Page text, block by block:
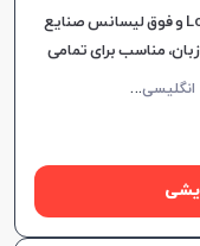
مدرک CELTA از London Oxford House College و فوق لیسانس صنایع
تدریس، تقویت ۴ مهارت زبان، مناسب برای تمامی
م
کالمه زبان انگلیسی، زبان انگلیسی عمومی، گرامر زبان انگلیسی، زبان انگلیسی بریتیش